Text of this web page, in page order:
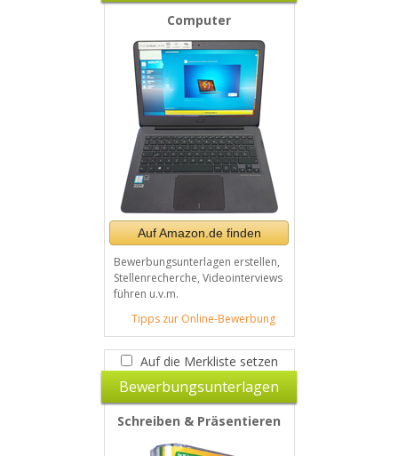
Computer
Auf Amazon.de finden
Bewerbungsunterlagen erstellen,
Stellenrecherche, Videointerviews
führen u.v.m.
Tipps zur Online-Bewerbung
Auf die Merkliste setzen
Bewerbungsunterlagen
Schreiben & Präsentieren